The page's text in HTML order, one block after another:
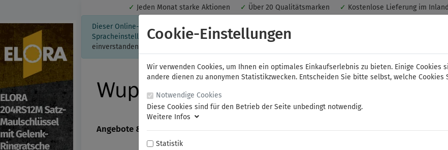
✓ Jeden Monat starke Aktionen ✓ Über 20 Qualitätsmarken ✓ Kostenlose Lieferung im
Dieser Online-Shop verwendet Cookies für ein optimales Einkaufserlebnis. Dabei werden beispielsweise die
Spracheinstellung auf Ihrem Rechner gespeichert. Ohne Cookies ist der Funktionsumfang des Online-Shops
einverstanden, klicken Sie bitte hier.
Angebote & Neuheiten FAMAG NWS ELORA FELO Bauer & Böcker
Cookie-Einstellungen
Wir verwenden Cookies, um Ihnen ein optimales Einkaufserlebnis zu bieten. Einige Cookies
andere dienen zu anonymen Statistikzwecken. Entscheiden Sie bitte selbst, welche Cookies
Notwendige Cookies
Diese Cookies sind für den Betrieb der Seite unbedingt notwendig.
Weitere Infos
Statistik